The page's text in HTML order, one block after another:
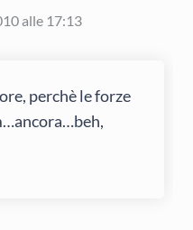
alle 17:13
perchè le forze